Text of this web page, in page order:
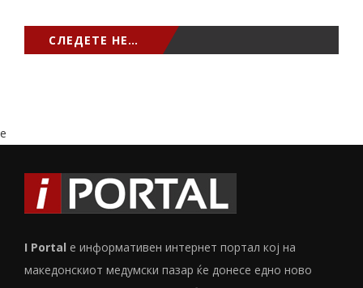
СЛЕДЕТЕ НЕ…
e
I Portal е информативен интернет портал кој на
македонскиот медумски пазар ќе донесе едно ново